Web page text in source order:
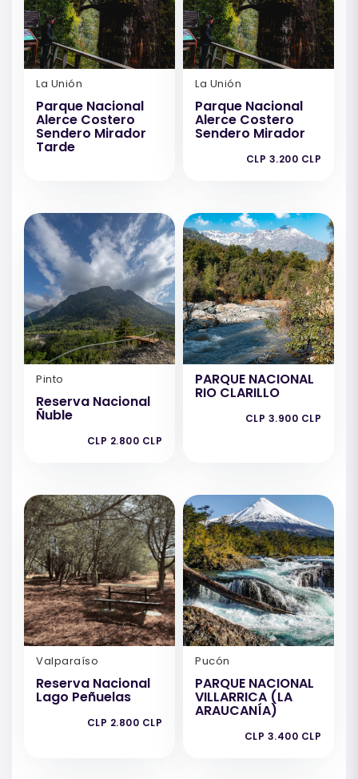
La Unión
Parque Nacional
Alerce Costero
Sendero Mirador
Tarde
La Unión
Parque Nacional
Alerce Costero
Sendero Mirador
CLP 3.200 CLP
Pinto
Reserva Nacional
Ñuble
CLP 2.800 CLP
PARQUE NACIONAL
RIO CLARILLO
CLP 3.900 CLP
Valparaíso
Reserva Nacional
Lago Peñuelas
CLP 2.800 CLP
Pucón
PARQUE NACIONAL
VILLARRICA (LA
ARAUCANÍA)
CLP 3.400 CLP